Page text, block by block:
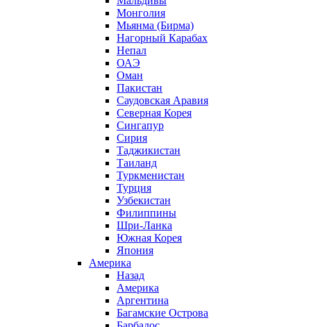
Монголия
Мьянма (Бирма)
Нагорный Карабах
Непал
ОАЭ
Оман
Пакистан
Саудовская Аравия
Северная Корея
Сингапур
Сирия
Таджикистан
Таиланд
Туркменистан
Турция
Узбекистан
Филиппины
Шри-Ланка
Южная Корея
Япония
Америка
Назад
Америка
Аргентина
Багамские Острова